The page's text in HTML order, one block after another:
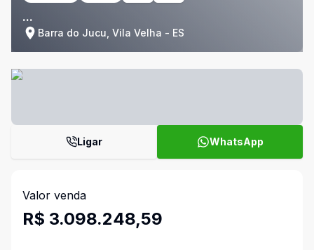
...
Barra do Jucu, Vila Velha - ES
Ligar WhatsApp
Valor venda
R$ 3.098.248,59